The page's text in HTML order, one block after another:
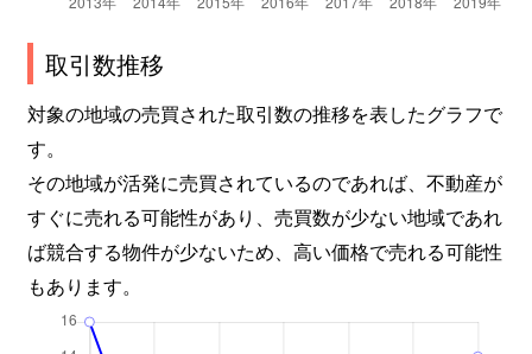
取引数推移
対象の地域の売買された取引数の推移を表したグラフで
す。
その地域が活発に売買されているのであれば、不動産が
すぐに売れる可能性があり、売買数が少ない地域であれ
ば競合する物件が少ないため、高い価格で売れる可能性
もあります。